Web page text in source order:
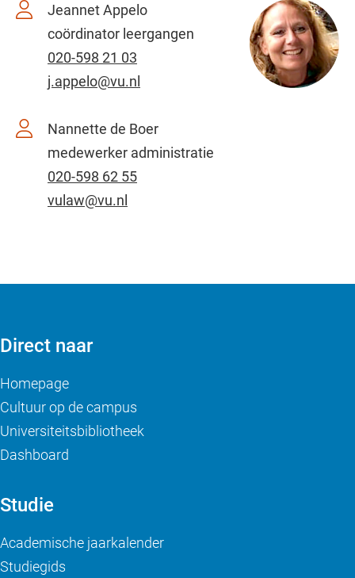
Jeannet Appelo
coördinator leergangen
020-598 21 03
j.appelo@vu.nl
Nannette de Boer
medewerker administratie
020-598 62 55
vulaw@vu.nl
Direct naar
Homepage
Cultuur op de campus
Universiteitsbibliotheek
Dashboard
Studie
Academische jaarkalender
Studiegids